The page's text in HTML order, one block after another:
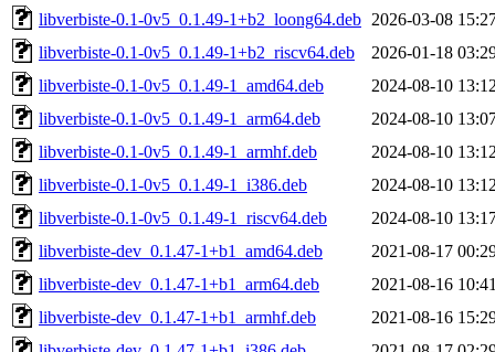
libverbiste-0.1-0v5_0.1.49-1+b2_loong64.deb 2026-03-08
libverbiste-0.1-0v5_0.1.49-1+b2_riscv64.deb
2026-01-18
libverbiste-0.1-0v5_0.1.49-1_amd64.deb
2024-08-10
libverbiste-0.1-0v5_0.1.49-1_arm64.deb
2024-08-10
libverbiste-0.1-0v5_0.1.49-1_armhf.deb
2024-08-10
libverbiste-0.1-0v5_0.1.49-1_i386.deb
2024-08-10
libverbiste-0.1-0v5_0.1.49-1_riscv64.deb
2024-08-10
libverbiste-dev_0.1.47-1+b1_amd64.deb
2021-08-17
libverbiste-dev_0.1.47-1+b1_arm64.deb
2021-08-16
libverbiste-dev_0.1.47-1+b1_armhf.deb
2021-08-16